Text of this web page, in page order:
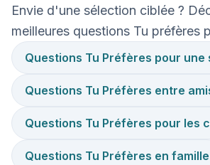
Envie d'une sélection ciblée ?
meilleures questions Tu préfères
Questions Tu Préfères pour une
Questions Tu Préfères entre
Questions Tu Préfères pour les
Questions Tu Préfères en famille